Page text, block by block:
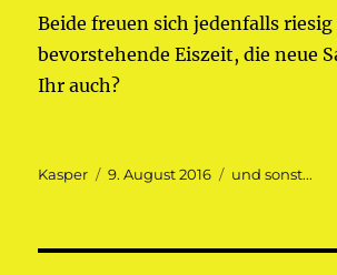
Beide freuen sich jedenfalls riesig
bevorstehende Eiszeit, die neue
Ihr auch?
Autor
Kasper
Veröffentlicht
9. August 2016 Kategorien
und sonst...